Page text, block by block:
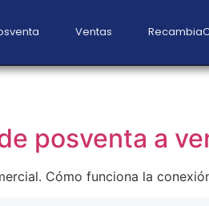
Ventas
posventa a
Cómo funciona la